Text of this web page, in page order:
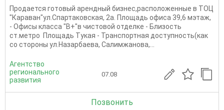
Продается готовый арендный бизнес,расположенные в ТОЦ
"Караван"ул.Спартаковская, 2а. Площадь офиса 39,6 мэтаж,
- Офисы класса "В+"в чистовой отделке - Близость
ст.метро Площадь Тукая - Транспортная доступность(как
со стороны ул.Назарбаева, Салимжанова,...
Агентство
регионального
развития
07.08
Позвонить